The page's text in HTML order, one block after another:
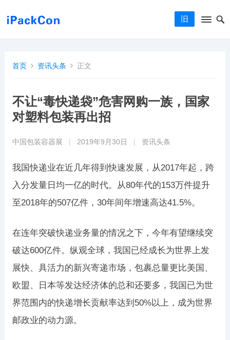
旧
首页 资讯头条 正文
不让“毒快递袋”危害网购一族，国家
对塑料包装再出招
中国包装容器展 2019年9月30日 资讯头条
我国快递业在近几年得到快速发展，从2017年起，跨
入分发量日均一亿的时代。从80年代的153万件提升
至2018年的507亿件，30年间年增速高达41.5%。
在连年突破快递业务量的情况之下，今年有望继续突
破达600亿件。纵观全球，我国已经成长为世界上发
展快、具活力的新兴寄递市场，包裹总量更比美国、
欧盟、日本等发达经济体的总和还要多，我国已为世
界范围内的快递增长贡献率达到50%以上，成为世界
邮政业的动力源。